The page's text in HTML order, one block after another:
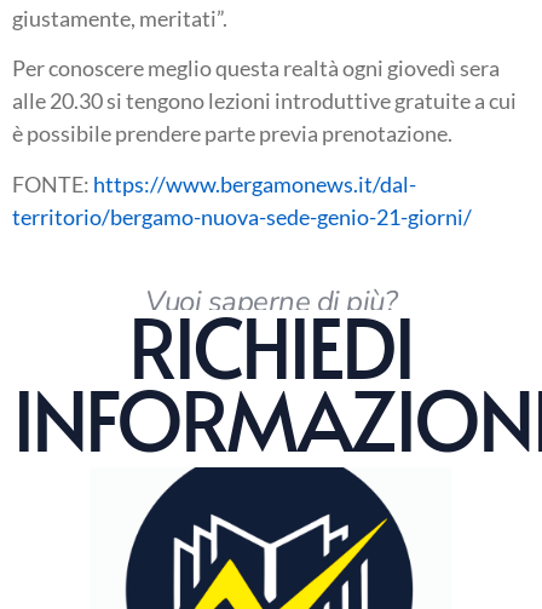
giustamente, meritati”.
Per conoscere meglio questa realtà ogni giovedì sera
alle 20.30 si tengono lezioni introduttive gratuite a cui
è possibile prendere parte previa prenotazione.
FONTE: https://www.bergamonews.it/dal-
territorio/bergamo-nuova-sede-genio-21-giorni/
Vuoi saperne di più?
RICHIEDI